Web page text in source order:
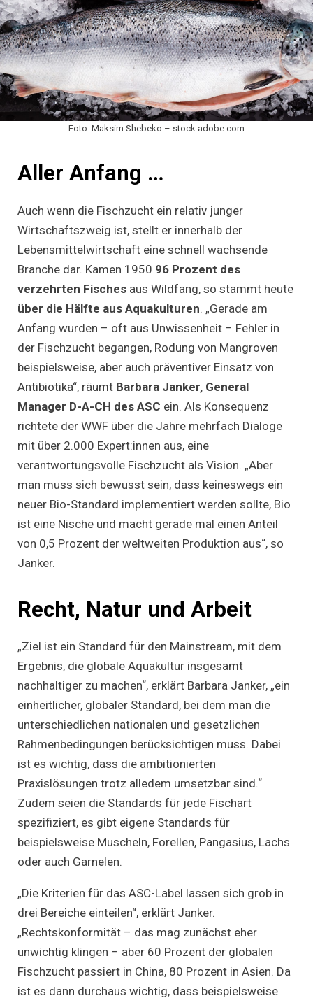
Foto: Maksim Shebeko – stock.adobe.com
Aller Anfang …
Auch wenn die Fischzucht ein relativ junger
Wirtschaftszweig ist, stellt er innerhalb der
Lebensmittelwirtschaft eine schnell wachsende
Branche dar. Kamen 1950 96 Prozent des
verzehrten Fisches aus Wildfang, so stammt heute
über die Hälfte aus Aquakulturen. „Gerade am
Anfang wurden – oft aus Unwissenheit – Fehler in
der Fischzucht begangen, Rodung von Mangroven
beispielsweise, aber auch präventiver Einsatz von
Antibiotika“, räumt Barbara Janker, General
Manager D-A-CH des ASC ein. Als Konsequenz
richtete der WWF über die Jahre mehrfach Dialoge
mit über 2.000 Expert:innen aus, eine
verantwortungsvolle Fischzucht als Vision. „Aber
man muss sich bewusst sein, dass keineswegs ein
neuer Bio-Standard implementiert werden sollte, Bio
ist eine Nische und macht gerade mal einen Anteil
von 0,5 Prozent der weltweiten Produktion aus“, so
Janker.
Recht, Natur und Arbeit
„Ziel ist ein Standard für den Mainstream, mit dem
Ergebnis, die globale Aquakultur insgesamt
nachhaltiger zu machen“, erklärt Barbara Janker, „ein
einheitlicher, globaler Standard, bei dem man die
unterschiedlichen nationalen und gesetzlichen
Rahmenbedingungen berücksichtigen muss. Dabei
ist es wichtig, dass die ambitionierten
Praxislösungen trotz alledem umsetzbar sind.“
Zudem seien die Standards für jede Fischart
spezifiziert, es gibt eigene Standards für
beispielsweise Muscheln, Forellen, Pangasius, Lachs
oder auch Garnelen.
„Die Kriterien für das ASC-Label lassen sich grob in
drei Bereiche einteilen“, erklärt Janker.
„Rechtskonformität – das mag zunächst eher
unwichtig klingen – aber 60 Prozent der globalen
Fischzucht passiert in China, 80 Prozent in Asien. Da
ist es dann durchaus wichtig, dass beispielsweise